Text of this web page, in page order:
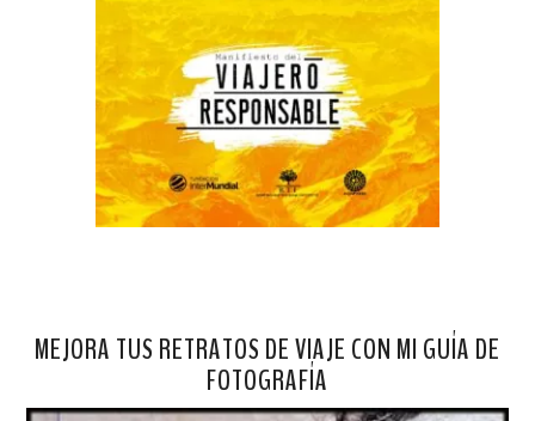
MEJORA TUS RETRATOS DE VIAJE CON MI GUÍA DE
FOTOGRAFÍA